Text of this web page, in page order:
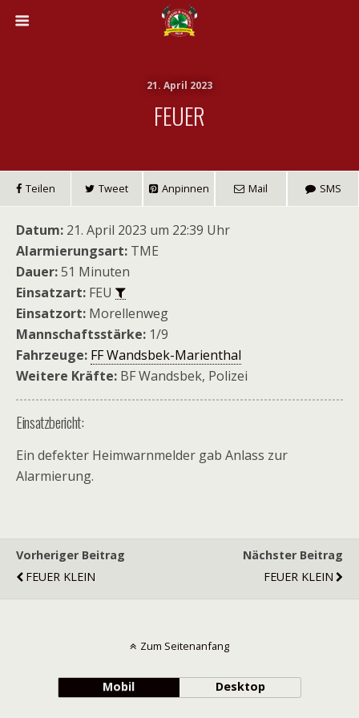
21. April 2023
FEUER
Teilen Tweet Anpinnen Mail SMS
Datum: 21. April 2023 um 22:39 Uhr
Alarmierungsart: TME
Dauer:51 Minuten
Einsatzart: FEU
Einsatzort: Morellenweg
Mannschaftsstärke: 1/9
Fahrzeuge: FF Wandsbek-Marienthal
Weitere Kräfte: BF Wandsbek, Polizei
Einsatzbericht:
Ein defekter Heimwarnmelder gab Anlass zur
Alarmierung.
Vorheriger Beitrag
FEUER KLEIN
Nächster Beitrag
FEUER KLEIN
Zum Seitenanfang
Mobil Desktop